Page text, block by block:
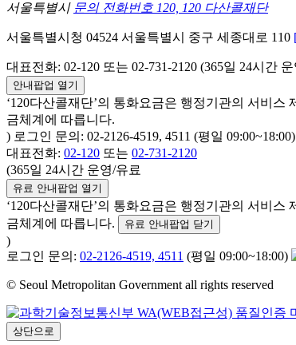
서울특별시 문의 전화번호 120, 120 다산콜재단
서울특별시청 04524 서울특별시 중구 세종대로 110
대표전화: 02-120 또는 02-731-2120 (365일 24시간
안내팝업 열기
‘120다산콜재단’의 통화요금은 행정기관의 서비스
금체계에 따릅니다.
) 로그인 문의: 02-2126-4519, 4511 (평일 09:00~18:00)
대표전화: 02-120 또는 02-731-2120
(365일 24시간 운영/유료
유료 안내팝업 열기
‘120다산콜재단’의 통화요금은 행정기관의 서비스
금체계에 따릅니다.
유료 안내팝업 닫기
)
로그인 문의: 02-2126-4519, 4511 (평일 09:00~18:00)
© Seoul Metropolitan Government all rights reserved
상단으로